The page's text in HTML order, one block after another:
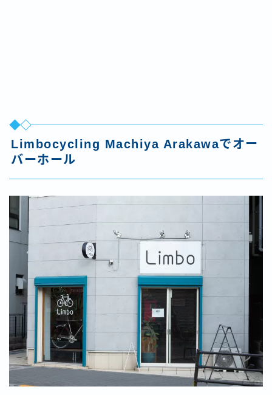
Limbocycling Machiya Arakawaでオー
バーホール